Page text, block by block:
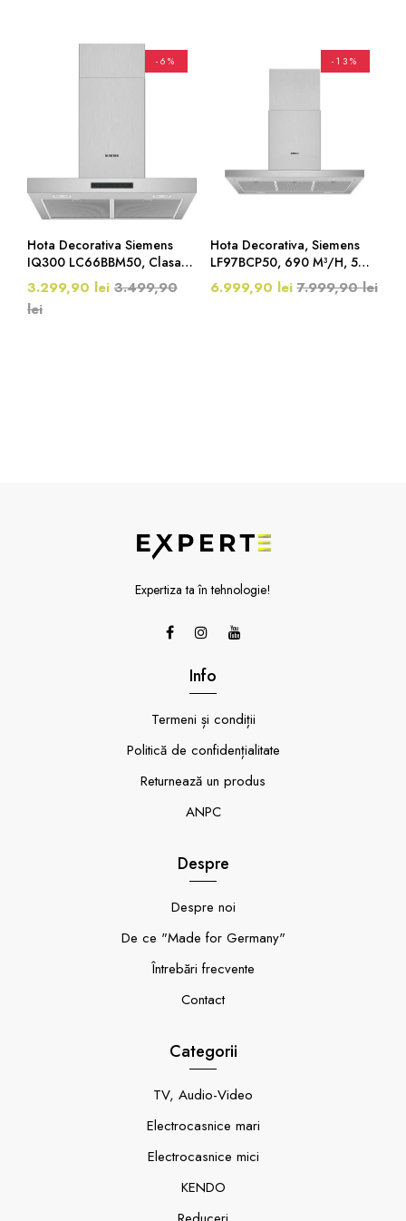
-6%
Hota Decorativa Siemens
IQ300 LC66BBM50, Clasa
A, LED, 360 M3/h, Inox
3.299,90 lei 3.499,90
lei
-13%
Hota Decorativa, Siemens
LF97BCP50, 690 M³/h, 5
Viteze, 140 W, L 90 Cm,
Inox
6.999,90 lei 7.999,90 lei
Expertiza ta în tehnologie!
Info
Termeni și condiții
Politică de confidențialitate
Returnează un produs
ANPC
Despre
Despre noi
De ce "Made for Germany"
Întrebări frecvente
Contact
Categorii
TV, Audio-Video
Electrocasnice mari
Electrocasnice mici
KENDO